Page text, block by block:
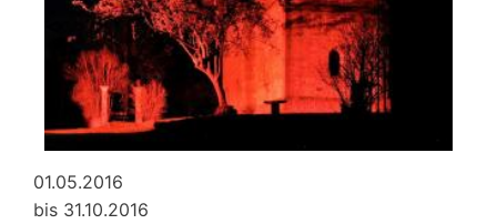
01.05.2016
bis 31.10.2016